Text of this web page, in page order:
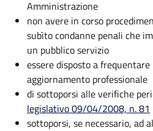
Amministrazione
non avere in corso
subìto condanne penali che
un pubblico servizio
essere disposto a
aggiornamento professionale
di sottoporsi alle verifiche
legislativo 09/04/2008, n. 81
sottoporsi, se necessario, ad